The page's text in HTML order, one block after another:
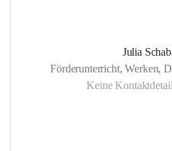
Julia
Förderunterricht, Werken,
Keine